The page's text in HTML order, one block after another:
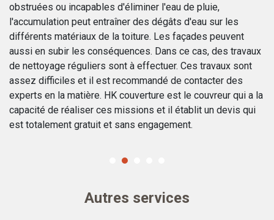
obstruées ou incapables d'éliminer l'eau de pluie,
l'accumulation peut entraîner des dégâts d'eau sur les
différents matériaux de la toiture. Les façades peuvent
aussi en subir les conséquences. Dans ce cas, des travaux
de nettoyage réguliers sont à effectuer. Ces travaux sont
assez difficiles et il est recommandé de contacter des
experts en la matière. HK couverture est le couvreur qui a la
capacité de réaliser ces missions et il établit un devis qui
est totalement gratuit et sans engagement.
Autres services